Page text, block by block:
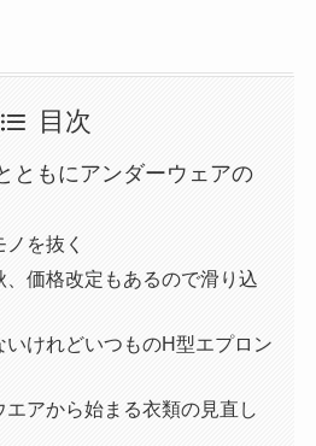
目次
ともにアンダーウェアの
を抜く
、価格改定もあるので滑り込
いけれどいつものH型エプロン
エアから始まる衣類の見直し